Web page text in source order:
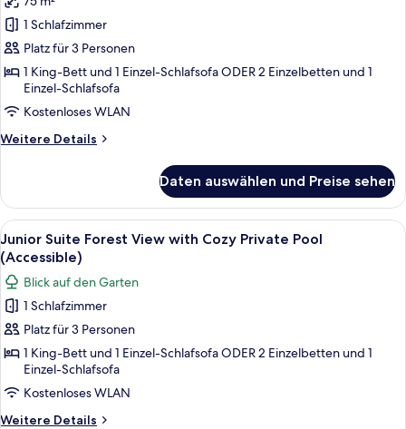
Pool)
Galaxy
Suite
Pool
View
with
Outdoor
Hot
Tub
1 Schlafzimmer
Platz für 3 Personen
1 King-Bett und 1 Einzel-Schlafsofa ODER 2 Einzelbetten und 1
Einzel-Schlafsofa
Kostenloses WLAN
Weitere Details
Weitere
Suite
Pool
View
with
Outdoor
Hot
Tub
Daten auswählen und Preise sehen
Alle
Fotos
für
Junior
Suite
Forest
View
with
Cozy
Private
Ein moderner Poolbereich im Freien
11
Junior Suite Forest View with Cozy Private Pool
(Accessible)
Blick auf den Garten
1 Schlafzimmer
Platz für 3 Personen
1 King-Bett und 1 Einzel-Schlafsofa ODER 2 Einzelbetten und 1
Einzel-Schlafsofa
Kostenloses WLAN
Weitere Details
Weitere